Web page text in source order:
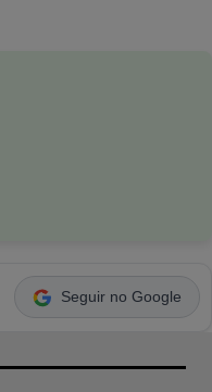
Seguir no Google